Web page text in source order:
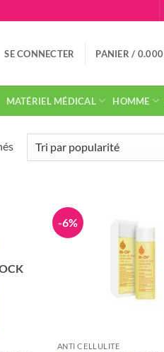
SE CONNECTER PANIER / 0.000
MATÉRIEL MÉDICAL HOMME
Trié
par
-6%
ANTI CELLULITE